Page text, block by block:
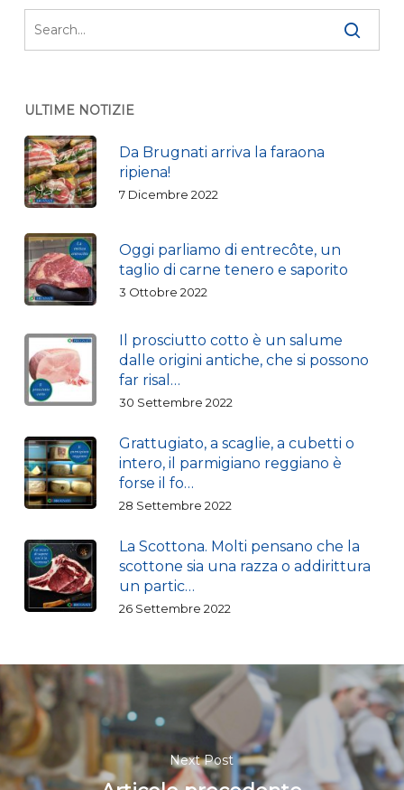
ULTIME NOTIZIE
Da Brugnati arriva la faraona
ripiena!
7 Dicembre 2022
Oggi parliamo di entrecôte, un
taglio di carne tenero e saporito
3 Ottobre 2022
Il prosciutto cotto è un salume
dalle origini antiche, che si possono
far risal…
30 Settembre 2022
Grattugiato, a scaglie, a cubetti o
intero, il parmigiano reggiano è
forse il fo…
28 Settembre 2022
La Scottona. Molti pensano che la
scottone sia una razza o addirittura
un partic…
26 Settembre 2022
Next Post